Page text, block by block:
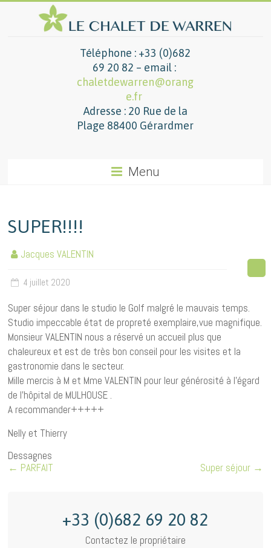
Téléphone : +33 (0)682
69 20 82 – email :
chaletdewarren@orang
e.fr
Adresse : 20 Rue de la
Plage 88400 Gérardmer
Menu
SUPER!!!!
Jacques VALENTIN
4 juillet 2020
Super séjour dans le studio le Golf malgré le mauvais temps.
Studio impeccable état de propreté exemplaire,vue magnifique.
Monsieur VALENTIN nous a réservé un accueil plus que
chaleureux et est de très bon conseil pour les visites et la
gastronomie dans le secteur.
Mille mercis à M et Mme VALENTIN pour leur générosité à l’égard
de l’hôpital de MULHOUSE .
A recommander+++++
Nelly et Thierry
Dessagnes
← PARFAIT Super séjour →
+33 (0)682 69 20 82
Contactez le propriétaire